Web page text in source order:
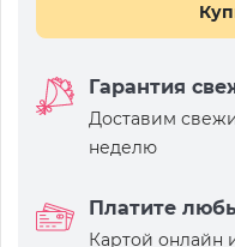
Гарантия
Доставим
неделю
Платите
Картой онлайн